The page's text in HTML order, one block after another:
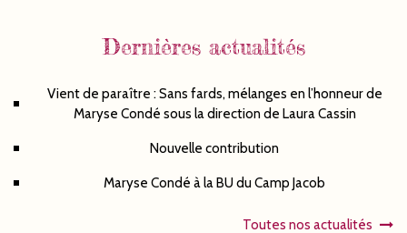
Dernières actualités
Vient de paraître : Sans fards, mélanges en l’honneur de
Maryse Condé sous la direction de Laura Cassin
Nouvelle contribution
Maryse Condé à la BU du Camp Jacob
Toutes nos actualités